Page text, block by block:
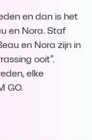
en dan is het
en Nora. Staf
en Nora zijn in
ooit”.
elke
GO.